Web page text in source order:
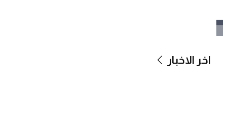
اخر الاخبار